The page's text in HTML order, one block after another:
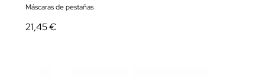
Máscaras de pestañas
21,45 €